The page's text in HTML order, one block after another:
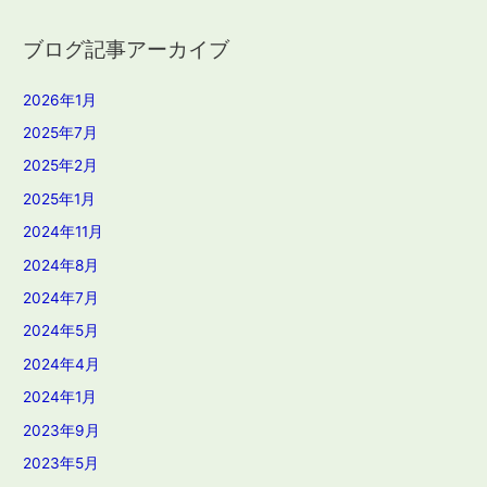
ブログ記事アーカイブ
2026年1月
2025年7月
2025年2月
2025年1月
2024年11月
2024年8月
2024年7月
2024年5月
2024年4月
2024年1月
2023年9月
2023年5月